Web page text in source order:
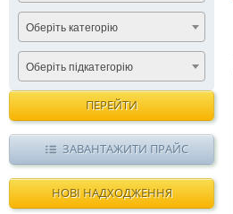
Оберіть категорію
Оберіть підкатегорію
ПЕРЕЙТИ
ЗАВАНТАЖИТИ ПРАЙС
НОВІ НАДХОДЖЕННЯ